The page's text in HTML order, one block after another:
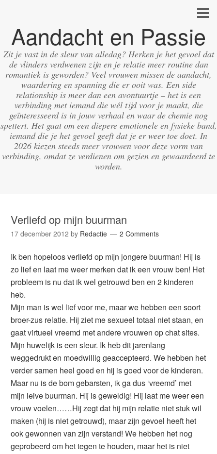
Aandacht en Passie
Zit je vast in de sleur van alledag? Herken je het gevoel dat
de vlinders verdwenen zijn en je relatie meer routine dan
romantiek is geworden? Veel vrouwen missen de aandacht,
waardering en spanning die er ooit was. Een side
relationship is meer dan een avontuurtje – het is een
verbinding met iemand die wél tijd voor je maakt, die
geïnteresseerd is in jouw verhaal en waar de chemie nog
spettert. Het gaat om een diepere emotionele en fysieke band,
iemand die je het gevoel geeft dat je er weer toe doet. In
2026 kiezen steeds meer vrouwen voor deze vorm van
verbinding, omdat ze verdienen om gezien en gewaardeerd te
worden.
Verliefd op mijn buurman
17 december 2012 by Redactie 2 Comments
Ik ben hopeloos verliefd op mijn jongere buurman! Hij is
zo lief en laat me weer merken dat ik een vrouw ben! Het
probleem is nu dat ik wel getrouwd ben en 2 kinderen
heb.
Mijn man is wel lief voor me, maar we hebben een soort
broer-zus relatie. Hij ziet me sexueel totaal niet staan, en
gaat virtueel vreemd met andere vrouwen op chat sites.
Mijn huwelijk is een sleur. Ik heb dit jarenlang
weggedrukt en moedwillig geaccepteerd. We hebben het
verder samen heel goed en hij is goed voor de kinderen.
Maar nu is de bom gebarsten, ik ga dus ‘vreemd’ met
mijn leive buurman. Hij is geweldig! Hij laat me weer een
vrouw voelen……Hij zegt dat hij mijn relatie niet stuk wil
maken (hij is niet getrouwd), maar zijn gevoel heeft het
ook gewonnen van zijn verstand! We hebben het nog
geprobeerd om het tegen te houden, maar het is niet